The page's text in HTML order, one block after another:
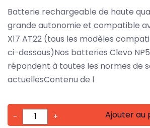
Batterie rechargeable de haute
grande autonomie et compatible
X17 AT22 (tous les modèles
ci-dessous)Nos batteries Clevo
répondent à toutes les normes de
actuellesContenu de l
- + Ajouter au